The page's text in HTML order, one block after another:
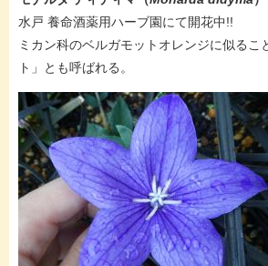
水戸 養命酒薬用ハーブ園にて開花中!!
ミカン科のベルガモットオレンジに似るこ
ト」とも呼ばれる。